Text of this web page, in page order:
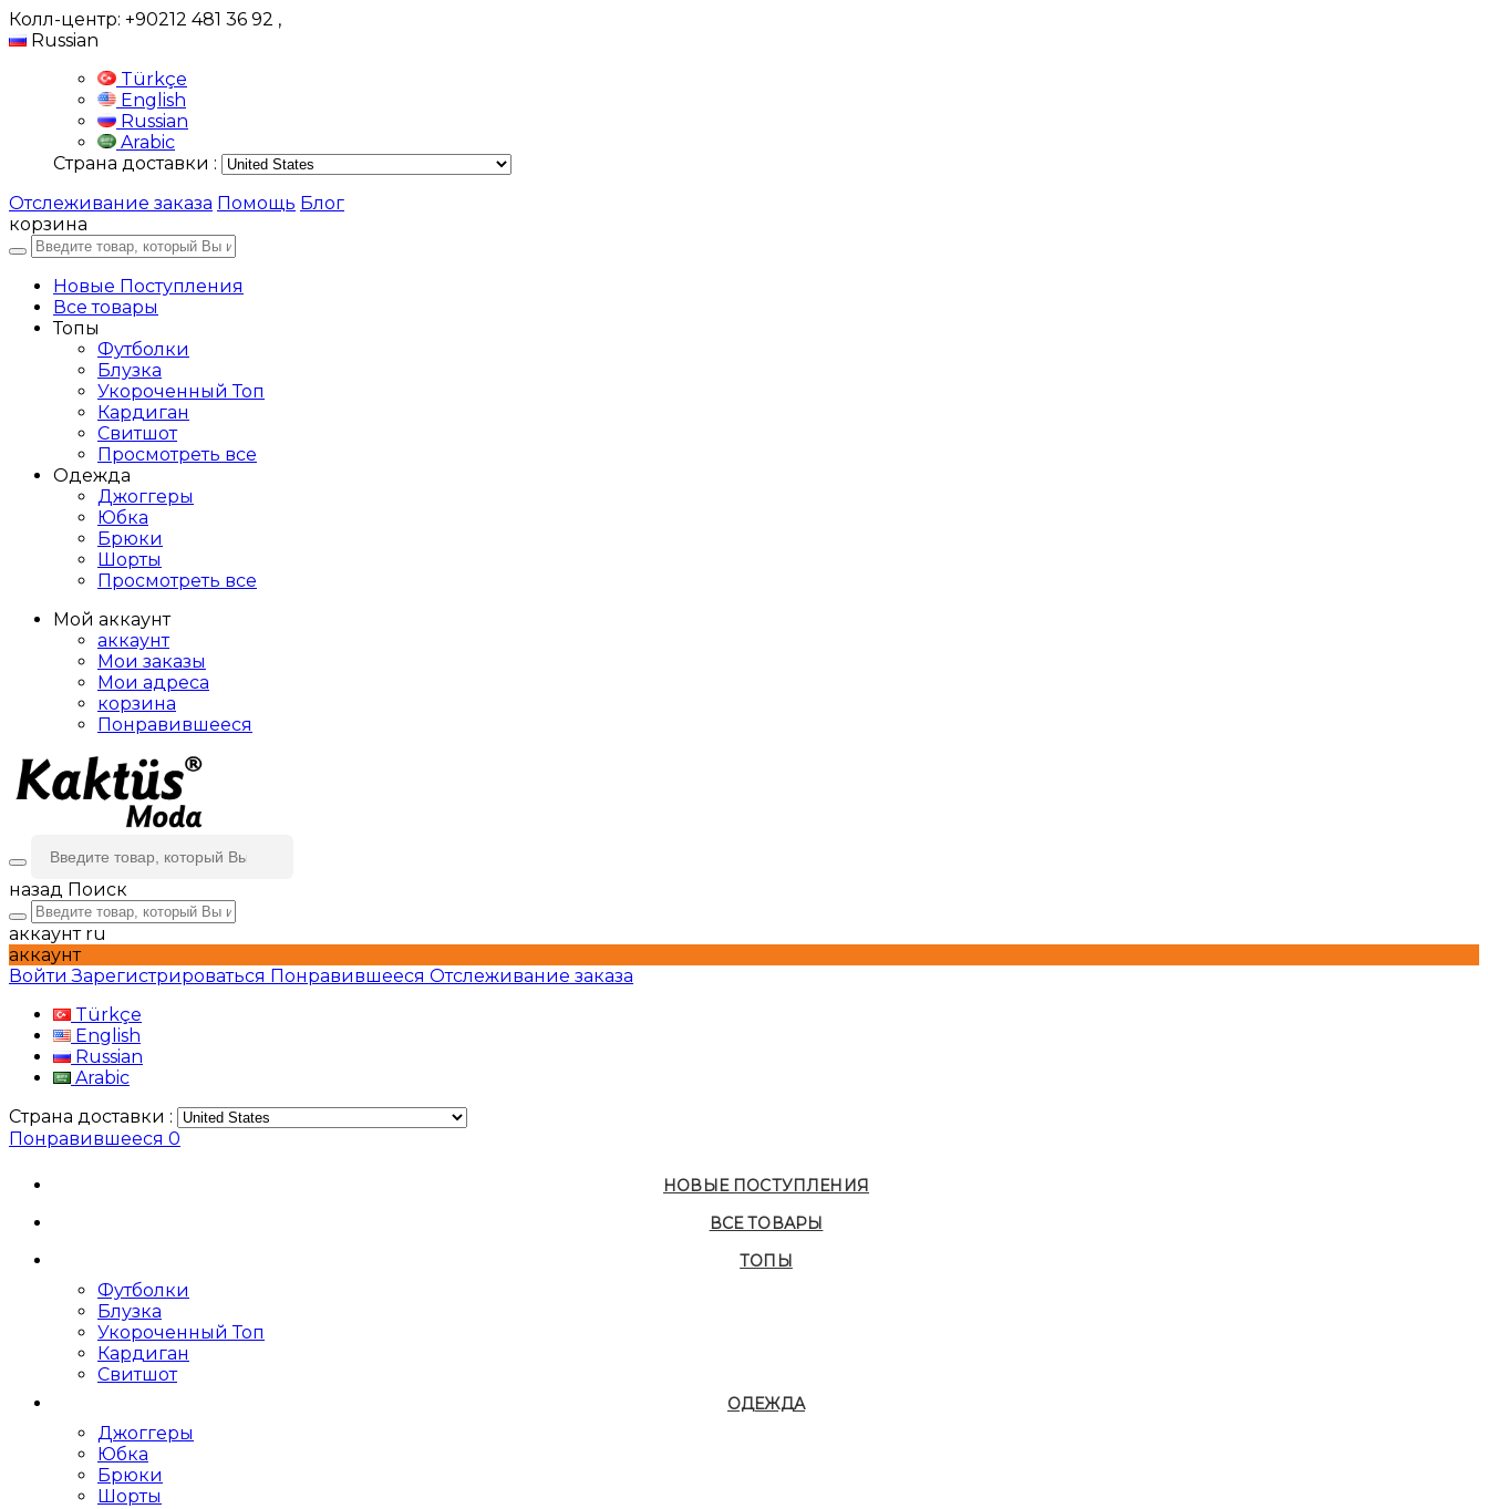
Колл-центр: +90212 481 36 92 ,
Russian
Türkçe
English
Russian
Arabic
Страна доставки :
Отслеживание заказа Помощь Блог
корзина
Новые Поступления
Все товары
Топы
Футболки
Блузка
Укороченный Топ
Кардиган
Свитшот
Просмотреть все
Одежда
Джоггеры
Юбка
Брюки
Шорты
Просмотреть все
Мой аккаунт
аккаунт
Мои заказы
Мои адреса
корзина
Понравившееся
назад Поиск
аккаунт ru
аккаунт
ВойтиЗарегистрироваться Понравившееся Отслеживание заказа
Türkçe
English
Russian
Arabic
Страна доставки :
Понравившееся 0
НОВЫЕ ПОСТУПЛЕНИЯ
ВСЕ ТОВАРЫ
ТОПЫ
Футболки
Блузка
Укороченный Топ
Кардиган
Свитшот
ОДЕЖДА
Джоггеры
Юбка
Брюки
Шорты